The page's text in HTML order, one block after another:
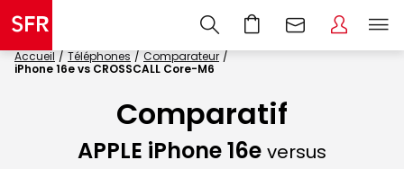
Accueil Téléphones
Comparateur
iPhone 16e vs CROSSCALL Core-M6
Comparatif
APPLE iPhone 16e versus